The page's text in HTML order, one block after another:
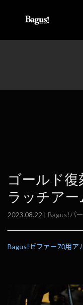
ゴールド復
ラッチアー
2023.08.22 | Bagus!パ
Bagus!ゼファー70用ア